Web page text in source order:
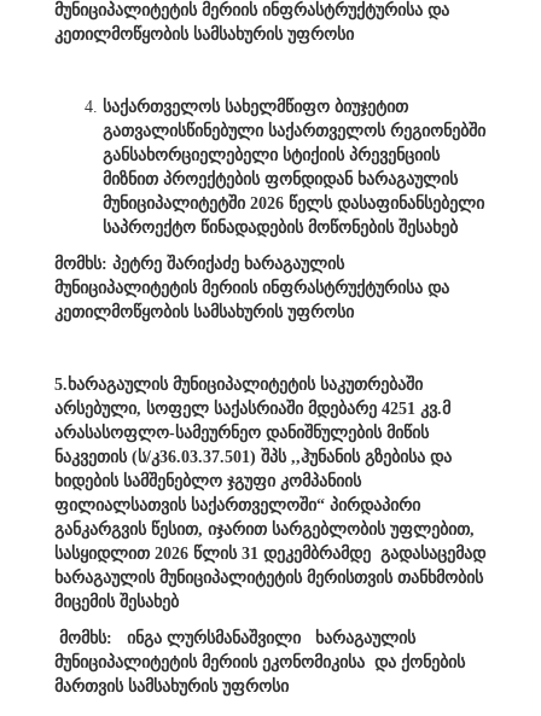
მუნიციპალიტეტის მერიის ინფრასტრუქტურისა და
კეთილმოწყობის სამსახურის უფროსი
საქართველოს სახელმწიფო ბიუჯეტით
გათვალისწინებული საქართველოს რეგიონებში
განსახორციელებელი სტიქიის პრევენციის
მიზნით პროექტების ფონდიდან ხარაგაულის
მუნიციპალიტეტში 2026 წელს დასაფინანსებელი
საპროექტო წინადადების მოწონების შესახებ
მომხს: პეტრე შარიქაძე ხარაგაულის
მუნიციპალიტეტის მერიის ინფრასტრუქტურისა და
კეთილმოწყობის სამსახურის უფროსი
5.ხარაგაულის მუნიციპალიტეტის საკუთრებაში
არსებული, სოფელ საქასრიაში მდებარე 4251 კვ.მ
არასასოფლო-სამეურნეო დანიშნულების მიწის
ნაკვეთის (ს/კ36.03.37.501) შპს ,,ჰუნანის გზებისა და
ხიდების სამშენებლო ჯგუფი კომპანიის
ფილიალსათვის საქართველოში“ პირდაპირი
განკარგვის წესით, იჯარით სარგებლობის უფლებით,
სასყიდლით 2026 წლის 31 დეკემბრამდე გადასაცემად
ხარაგაულის მუნიციპალიტეტის მერისთვის თანხმობის
მიცემის შესახებ
მომხს: ინგა ლურსმანაშვილი ხარაგაულის
მუნიციპალიტეტის მერიის ეკონომიკისა და ქონების
მართვის სამსახურის უფროსი